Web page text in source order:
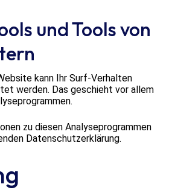
und Tools von
kann Ihr Surf-Verhalten
werden. Das geschieht vor allem
zu diesen Analyseprogrammen
Datenschutzerklärung.